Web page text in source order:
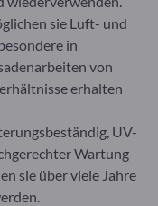
sie Luft- und
in
von
erhalten
UV-
Wartung
sie über viele Jahre